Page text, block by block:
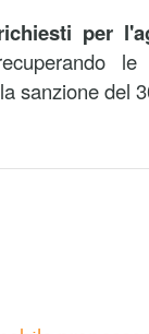
per
sanzione del